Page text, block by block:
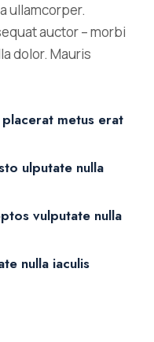
ullamcorper.
auctor – morbi
dolor. Mauris
metus erat
ulputate nulla
vulputate nulla
nulla iaculis